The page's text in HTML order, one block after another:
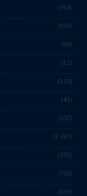
354
506
89
12
119
41
107
2,387
235
763
583